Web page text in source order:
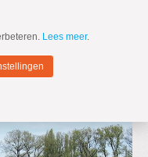
MENU
Lees meer.